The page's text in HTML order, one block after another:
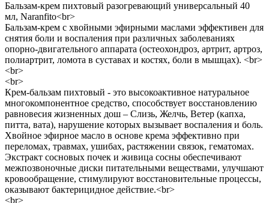
Бальзам-крем пихтовый разогревающий универсальный 40
мл, Naranfito<br>
Бальзам-крем с хвойными эфирными маслами эффективен для
снятия боли и воспаления при различных заболеваниях
опорно-двигательного аппарата (остеохондроз, артрит, артроз,
полиартрит, ломота в суставах и костях, боли в мышцах). <br>
<br>
<br>
Крем-бальзам пихтовый - это высокоактивное натуральное
многокомпонентное средство, способствует восстановлению
равновесия жизненных дош – Слизь, Желчь, Ветер (капха,
питта, вата), нарушение которых вызывает воспаления и боль.
Хвойное эфирное масло в основе крема эффективно при
переломах, травмах, ушибах, растяжении связок, гематомах.
Экстракт сосновых почек и живица сосны обеспечивают
межпозвоночные диски питательными веществами, улучшают
кровообращение, стимулируют восстановительные процессы,
оказывают бактерицидное действие.<br>
<br>